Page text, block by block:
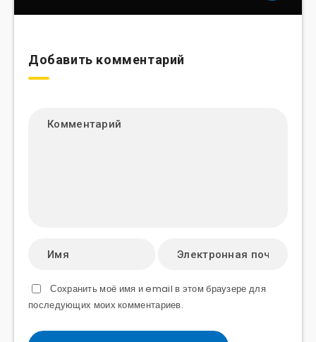
Добавить комментарий
Сохранить моё имя и email в этом браузере для
последующих моих комментариев.